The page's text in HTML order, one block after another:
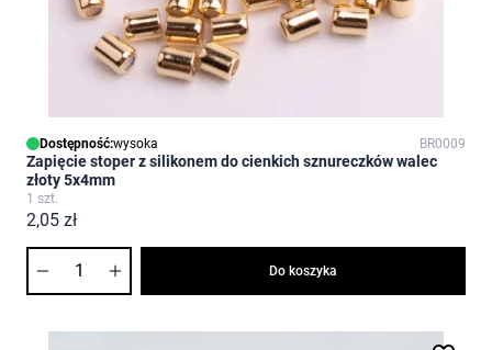
Dostępność:wysoka BR0009
Zapięcie stoper z silikonem do cienkich sznureczków walec
złoty 5x4mm
1 szt.
2,05 zł
Do koszyka